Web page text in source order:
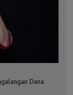
Dana